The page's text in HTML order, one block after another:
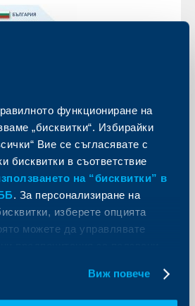
функциониране на
„бисквитки“. Избирайки
Вие се съгласявате с
бисквитки в съответствие
на “бисквитки” в
. За персонализиране на
изберете опцията
можете да управлявате
Виж повече
икономически ръст
през първото
все още висока инфлация,
момента.